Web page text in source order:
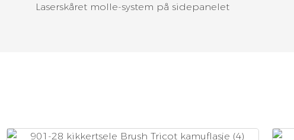
Laserskåret molle-system på sidepanelet